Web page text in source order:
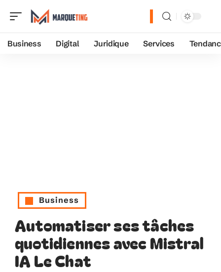
Business Digital Juridique Services
Business
Automatiser ses tâches
quotidiennes avec Mistral
IA Le Chat